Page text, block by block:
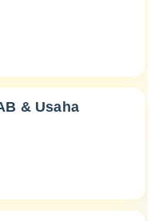
& Usaha